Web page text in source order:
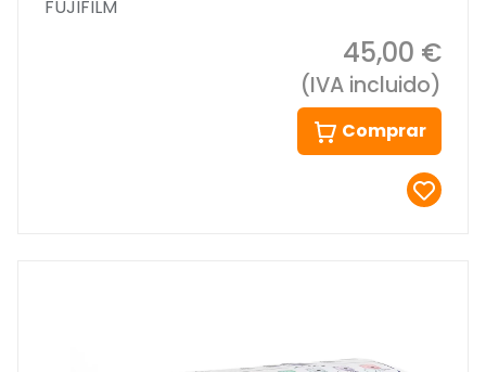
FUJIFILM
45,00 €
(IVA incluido)
Comprar